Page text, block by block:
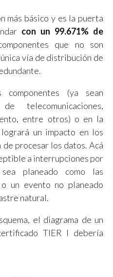
más básico y es la puerta
con un 99.671% de
que no son
vía de distribución de
(ya sean
telecomunicaciones,
entre otros) o en la
un impacto en los
de procesar los datos. Acá
a interrupciones por
planeado como las
un evento no planeado
natural.
el diagrama de un
TIER I debería